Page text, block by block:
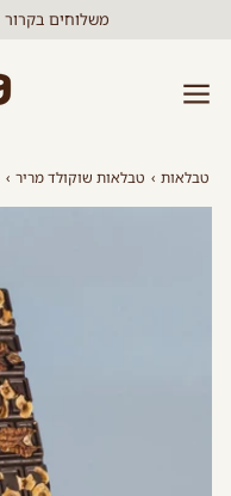
משלוחים
טבלאות › טבלאות שוקולד מריר ›